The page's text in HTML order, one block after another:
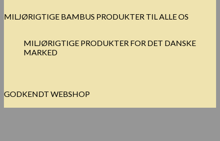
MILJØRIGTIGE BAMBUS PRODUKTER TIL ALLE OS
MILJØRIGTIGE PRODUKTER FOR DET DANSKE
MARKED
GODKENDT WEBSHOP